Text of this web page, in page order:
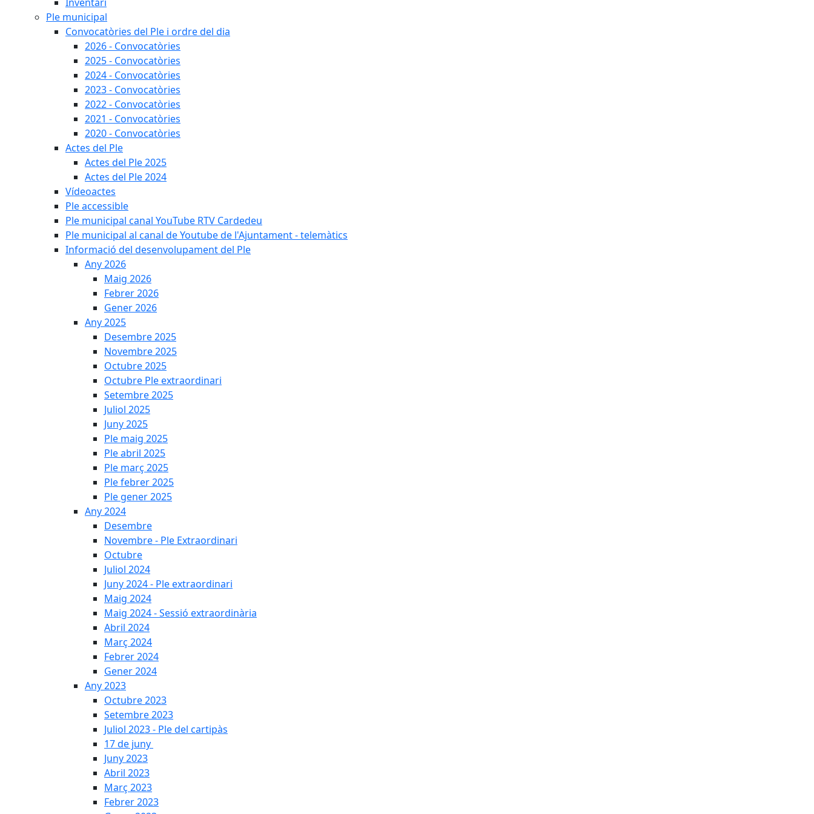
Ple municipal
Convocatòries del Ple i ordre del dia
2026 - Convocatòries
2025 - Convocatòries
2024 - Convocatòries
2023 - Convocatòries
2022 - Convocatòries
2021 - Convocatòries
2020 - Convocatòries
Actes del Ple
Actes del Ple 2025
Actes del Ple 2024
Vídeoactes
Ple accessible
Ple municipal canal YouTube RTV Cardedeu
Ple municipal al canal de Youtube de l'Ajuntament - telemàtics
Informació del desenvolupament del Ple
Any 2026
Maig 2026
Febrer 2026
Gener 2026
Any 2025
Desembre 2025
Novembre 2025
Octubre 2025
Octubre Ple extraordinari
Setembre 2025
Juliol 2025
Juny 2025
Ple maig 2025
Ple abril 2025
Ple març 2025
Ple febrer 2025
Ple gener 2025
Any 2024
Desembre
Novembre - Ple Extraordinari
Octubre
Juliol 2024
Juny 2024 - Ple extraordinari
Maig 2024
Maig 2024 - Sessió extraordinària
Abril 2024
Març 2024
Febrer 2024
Gener 2024
Any 2023
Octubre 2023
Setembre 2023
Juliol 2023 - Ple del cartipàs
17 de juny
Juny 2023
Abril 2023
Març 2023
Febrer 2023